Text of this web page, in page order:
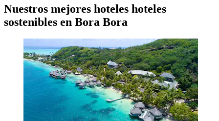
Nuestros mejores hoteles hoteles
sostenibles en Bora Bora